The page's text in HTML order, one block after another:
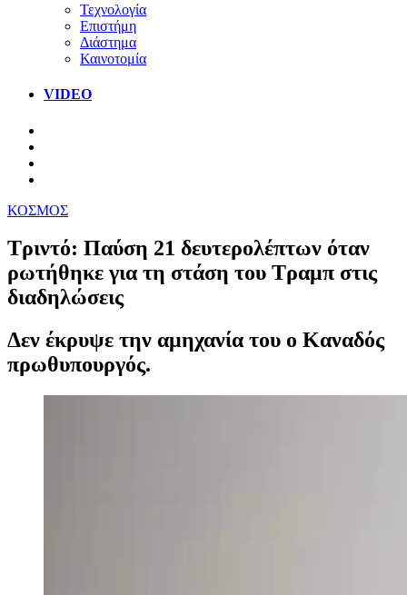
Τεχνολογία
Επιστήμη
Διάστημα
Καινοτομία
VIDEO
ΚΟΣΜΟΣ
Τριντό: Παύση 21 δευτερολέπτων όταν
ρωτήθηκε για τη στάση του Τραμπ στις
διαδηλώσεις
Δεν έκρυψε την αμηχανία του ο Καναδός
πρωθυπουργός.